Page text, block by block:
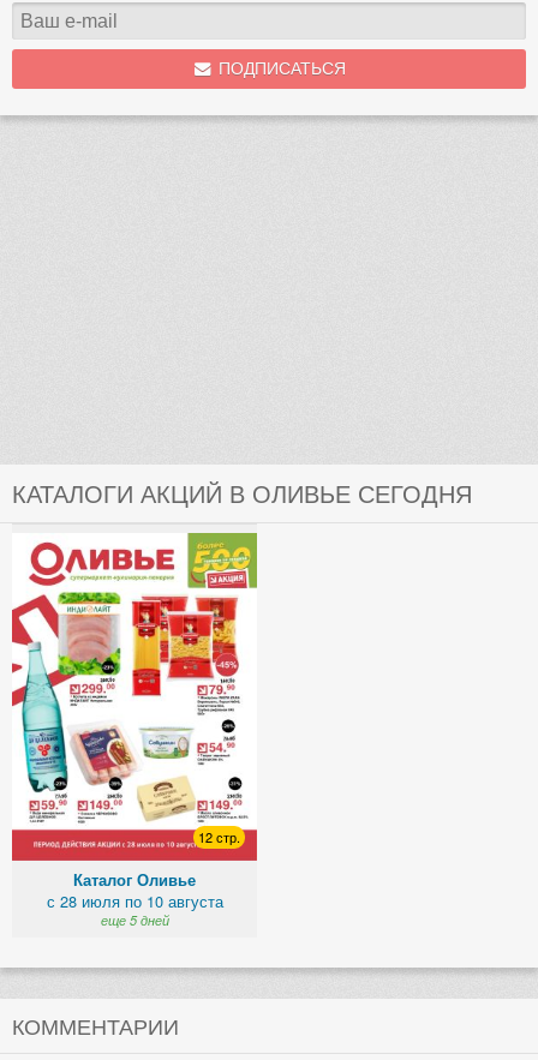
ПОДПИСАТЬСЯ
КАТАЛОГИ АКЦИЙ В ОЛИВЬЕ СЕГОДНЯ
12 стр.
Каталог Оливье
с 28 июля по 10 августа
еще 5 дней
КОММЕНТАРИИ